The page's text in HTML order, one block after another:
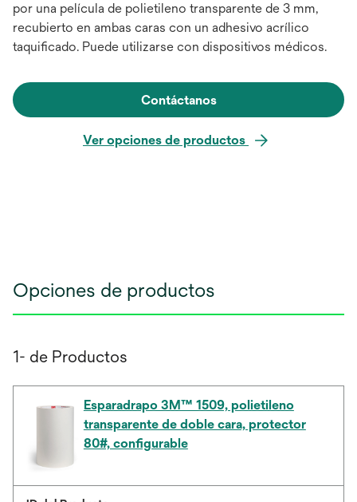
por una película de polietileno transparente de 3 mm,
recubierto en ambas caras con un adhesivo acrílico
taquificado. Puede utilizarse con dispositivos médicos.
Contáctanos
Ver opciones de productos
Opciones de productos
1- de Productos
Esparadrapo 3M™ 1509, polietileno
transparente de doble cara, protector
80#, configurable